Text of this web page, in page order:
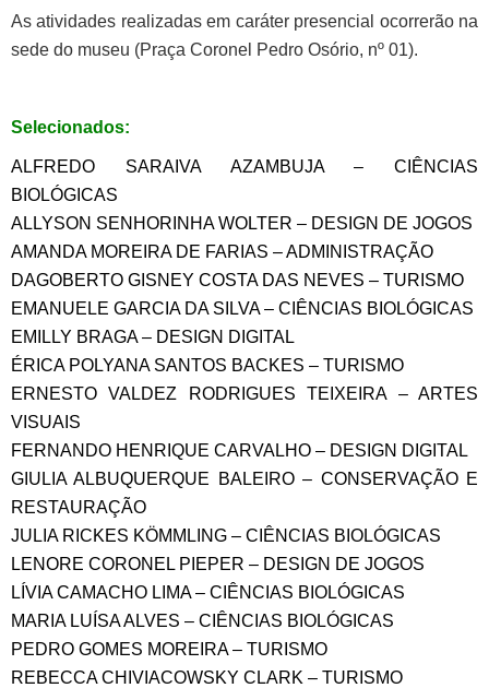
As atividades realizadas em caráter presencial ocorrerão na
sede do museu (Praça Coronel Pedro Osório, nº 01).
Selecionados:
ALFREDO SARAIVA AZAMBUJA – CIÊNCIAS
BIOLÓGICAS
ALLYSON SENHORINHA WOLTER – DESIGN DE JOGOS
AMANDA MOREIRA DE FARIAS – ADMINISTRAÇÃO
DAGOBERTO GISNEY COSTA DAS NEVES – TURISMO
EMANUELE GARCIA DA SILVA – CIÊNCIAS BIOLÓGICAS
EMILLY BRAGA – DESIGN DIGITAL
ÉRICA POLYANA SANTOS BACKES – TURISMO
ERNESTO VALDEZ RODRIGUES TEIXEIRA – ARTES
VISUAIS
FERNANDO HENRIQUE CARVALHO – DESIGN DIGITAL
GIULIA ALBUQUERQUE BALEIRO – CONSERVAÇÃO E
RESTAURAÇÃO
JULIA RICKES KÖMMLING – CIÊNCIAS BIOLÓGICAS
LENORE CORONEL PIEPER – DESIGN DE JOGOS
LÍVIA CAMACHO LIMA – CIÊNCIAS BIOLÓGICAS
MARIA LUÍSA ALVES – CIÊNCIAS BIOLÓGICAS
PEDRO GOMES MOREIRA – TURISMO
REBECCA CHIVIACOWSKY CLARK – TURISMO